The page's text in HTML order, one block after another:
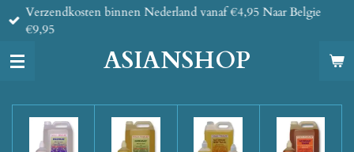
Ga
direct
de
ASIANSHOP
Verzendkosten binnen Nederland vanaf €4,95 Naar Belgie
€9,95